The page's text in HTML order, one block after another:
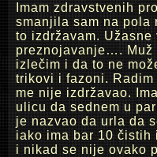
Imam zdravstvenih
smanjila sam na pola
to izdržavam.
preznojavanje…. Muž
izlečim i da to ne
trikovi i fazoni.
me nije izdržavao.
ulicu da sednem u
je nazvao da urla da
iako ima bar 10 čistih
i nikad se nije ovako